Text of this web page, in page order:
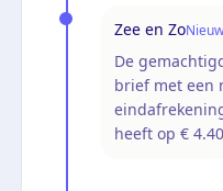
Zee en Zo
De
brief met een
heeft op €